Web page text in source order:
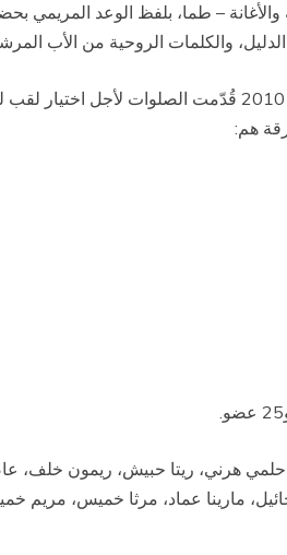
والأغانة – طما، بلفظ الوعد المريمي
والكلمات الروحية من الأب
وانعقد أول اجتماع للفرقة هذه يوم الأربعاء الموافق 2 يونيو لسنة 2010، وفي يوم الأربعاء
هم:
هرني، ريتا حبيش، ريمون خلف،
مارينا عماد، مرثا خميس،